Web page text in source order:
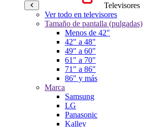
Televisores
Ver todo en televisores
Tamaño de pantalla (pulgadas)
Menos de 42"
42" a 48"
49" a 60"
61" a 70"
71" a 86"
86" y más
Marca
Samsung
LG
Panasonic
Kalley